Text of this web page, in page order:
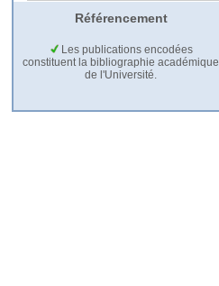
Référencement
Les publications encodées
constituent la bibliographie académique
de l'Université.